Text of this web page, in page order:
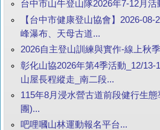
台中市山牛登山隊2026年7-12月活
【台中市健康登山協會】2026-
峰瀑布、天母古道...
2026自主登山訓練與實作-線上秋
彰化山協2026年第4季活動_12/13-
山屋長程縱走_南二段...
115年8月浸水營古道前段健行生
團)...
吧哩嘓山林運動報名平台...